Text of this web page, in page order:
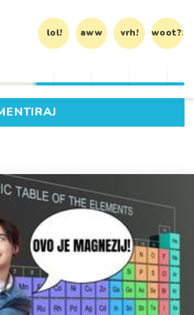
lol! aww vrh! woot?!